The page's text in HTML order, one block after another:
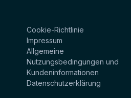
Cookie-Richtlinie
Impressum
Allgemeine
Nutzungsbedingungen und
Kundeninformationen
Datenschutzerklärung